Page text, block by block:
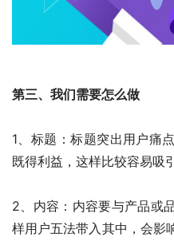
第三、我们需要怎么做
1、标题：标题突出用户痛
既得利益，这样比较容易吸
2、内容：内容要与产品或
样用户五法带入其中，会影